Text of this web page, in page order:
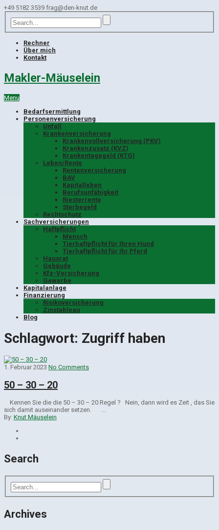
+49 5182 3539 frag@den-knut.de
Rechner
Über mich
Kontakt
Makler-Mäuselein
Menu
Bedarfsermittlung
Personenversicherung
Unfall
Krankenversicherung
Krankenvollversicherung (PKV)
Krankenzusatz (KVZ)
Krankentagegeld (KTG)
Leben/Rente
Rentenversicherung
BAV
Kapitalleben
Berufsunfähigkeit
Riesterrente
Sterbegeld
Rechtschutz
Sachversicherungen
Haftpflicht
Mensch
Tierhaftpflicht für Ihren Hund
Tierhaftpflicht für Ihr Pferd
Hausrat
Gebäude
Kfz-Versicherung
Gewerbe
Kapitalanlage
Finanzierung
Risikoversicherung
Zinstableau
Blog
Schlagwort: Zugriff haben
1. Februar 2023 No Comments
50 – 30 – 20
Kennen Sie die die 50 – 30 – 20 Regel ? Nein, dann wird es Zeit , das Sie
sich damit auseinander setzen. …
By: Knut Mäuselein
Search
Archives